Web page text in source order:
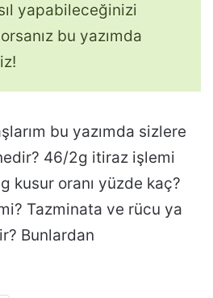
yapabileceğinizi
bu yazımda
bu yazımda sizlere
46/2g itiraz işlemi
kusur oranı yüzde kaç?
Tazminata ve rücu ya
Bunlardan